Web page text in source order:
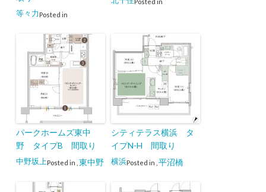
Posted in
等々力
パークホームズ東中
野 タイプB 間取り
Posted in
中野坂上 東中野
シティテラス横浜 タ
イプN-H 間取り
Posted in
横浜 平沼橋